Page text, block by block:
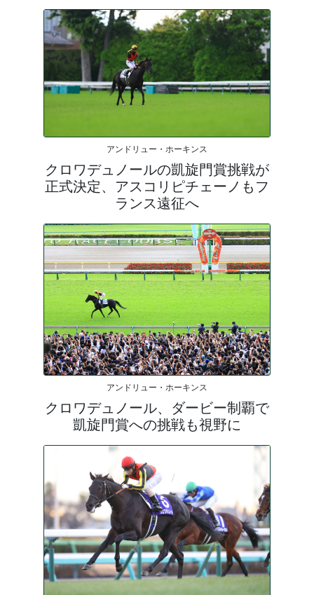
アンドリュー・ホーキンス
クロワデュノールの凱旋門賞挑戦が
正式決定、アスコリピチェーノもフ
ランス遠征へ
アンドリュー・ホーキンス
クロワデュノール、ダービー制覇で
凱旋門賞への挑戦も視野に